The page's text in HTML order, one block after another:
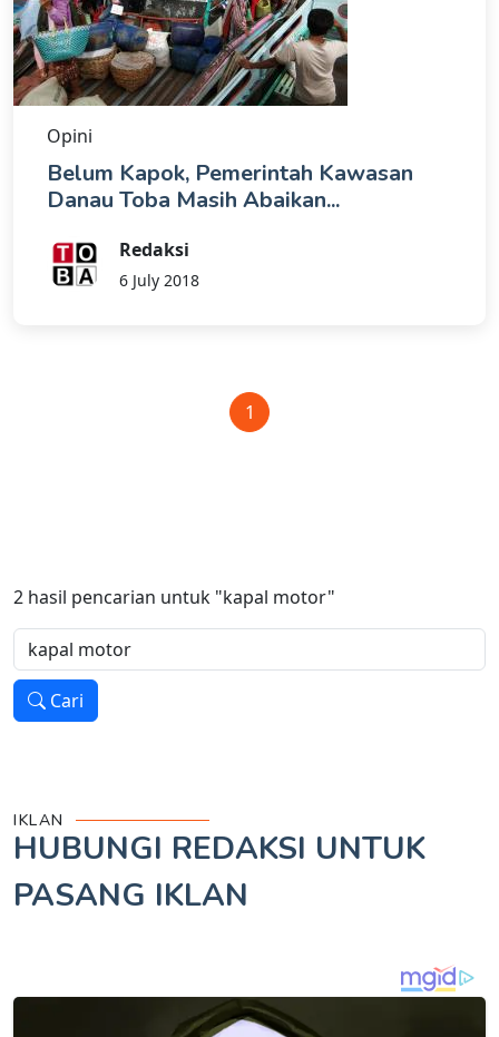
Opini
Belum Kapok, Pemerintah Kawasan
Danau Toba Masih Abaikan...
Redaksi
6 July 2018
1
2 hasil pencarian untuk "kapal motor"
Cari
IKLAN
HUBUNGI REDAKSI UNTUK
PASANG IKLAN